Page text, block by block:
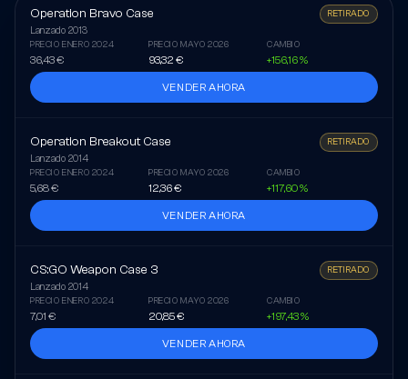
Operation Bravo Case
Lanzado 2013
RETIRADO
PRECIO ENERO 2024
36,43 €
PRECIO MAYO 2026
93,32 €
CAMBIO
+156,16 %
VENDER AHORA
Operation Breakout Case
Lanzado 2014
RETIRADO
PRECIO ENERO 2024
5,68 €
PRECIO MAYO 2026
12,36 €
CAMBIO
+117,60 %
VENDER AHORA
CS:GO Weapon Case 3
Lanzado 2014
RETIRADO
PRECIO ENERO 2024
7,01 €
PRECIO MAYO 2026
20,85 €
CAMBIO
+197,43 %
VENDER AHORA